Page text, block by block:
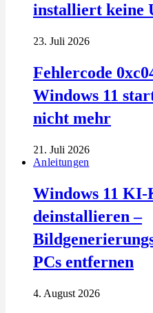
installiert keine
23. Juli 2026
Fehlercode
Windows 11
nicht mehr
21. Juli 2026
Anleitungen
Windows 11 KI-
deinstallieren –
PCs entfernen
4. August 2026